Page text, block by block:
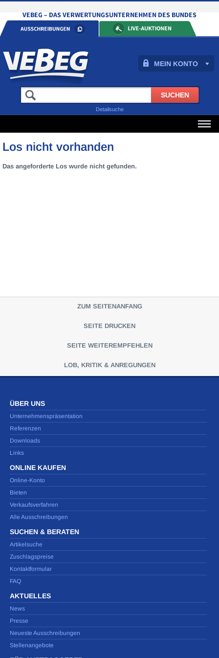
MEIN KONTO
Detailsuche
Los nicht vorhanden
Das angeforderte Los wurde nicht gefunden.
ZUM SEITENANFANG
SEITE DRUCKEN
SEITE WEITEREMPFEHLEN
LOB, KRITIK & ANREGUNGEN
ÜBER UNS
Unternehmenspräsentation
Referenzen
Downloads
Links
ONLINE KAUFEN
Online-Konto
Bieten
Verkaufsverfahren
Alle Ausschreibungen
SUCHEN & BERATEN
Artikelsuche
Zuschlagspreise
Kontaktformular
FAQ
AKTUELLES
News
Presse
Neueste Ausschreibungen
Stellenangebote